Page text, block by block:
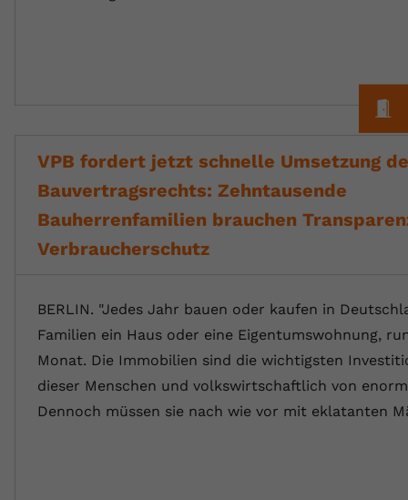
VPB fordert jetzt schnelle Umsetzung
Bauvertragsrechts: Zehntausende
Bauherrenfamilien brauchen
Verbraucherschutz
BERLIN. "Jedes Jahr bauen oder kaufen in
Familien ein Haus oder eine Eigentumswohnung,
Monat. Die Immobilien sind die wichtigsten
dieser Menschen und volkswirtschaftlich von
Dennoch müssen sie nach wie vor mit eklatanten